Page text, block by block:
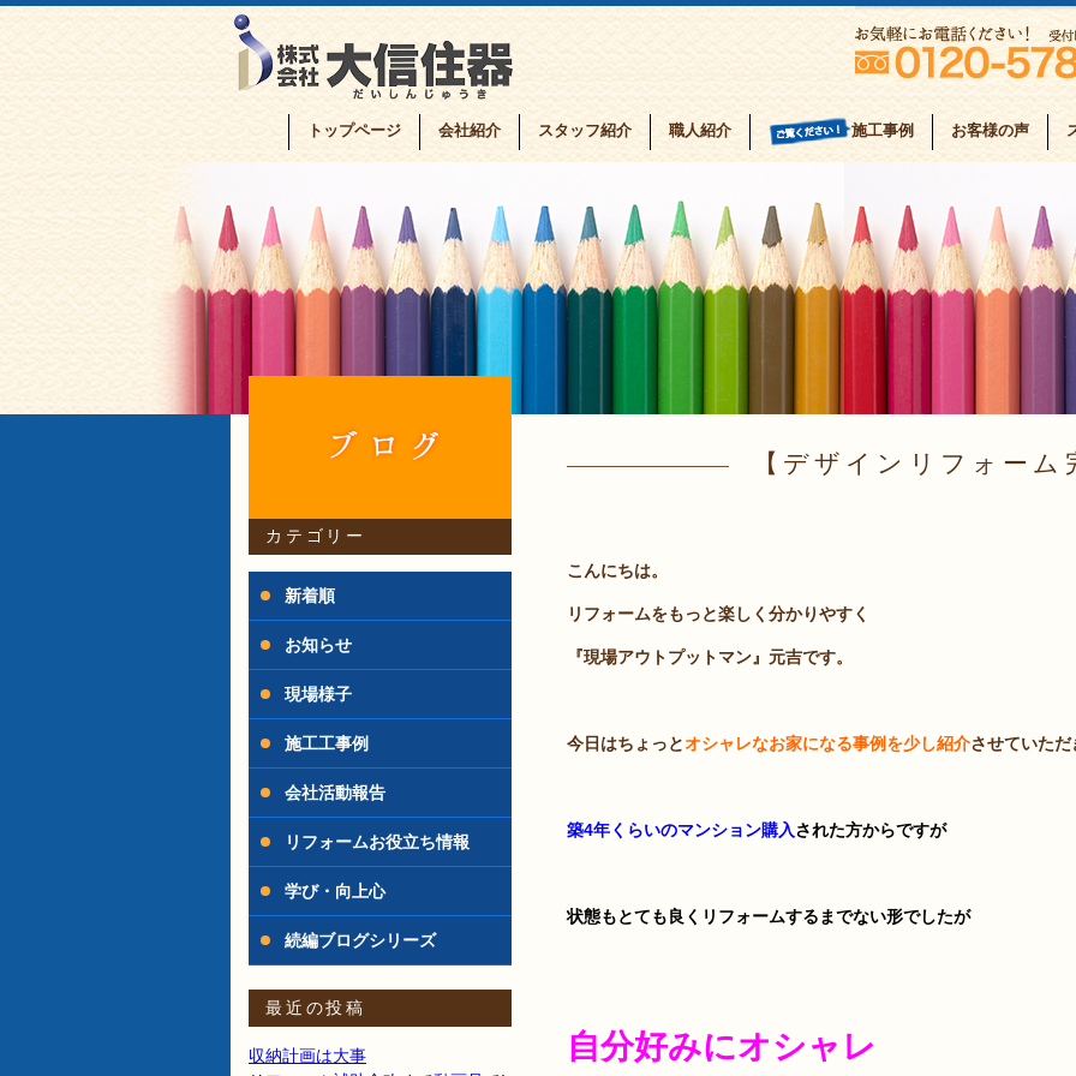
トップページ 会社紹介 スタッフ紹介 職人紹介 施工事例 お客様の声
デザインリフォーム
こんにちは。
リフォームをもっと楽しく分かりやすく
『現場アウトプットマン』元吉です。
今日はちょっとオシャレなお家になる事例を少し紹介させていただ
築4年くらいのマンション購入された方からですが
状態もとても良く リフォームするまでない形でしたが
自分好みにオシャレ
カテゴリー
新着順
お知らせ
現場様子
施工工事例
会社活動報告
リフォームお役立ち情報
学び・向上心
続編ブログシリーズ
最近の投稿
収納計画は大事